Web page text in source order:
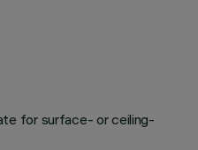
for surface- or ceiling-